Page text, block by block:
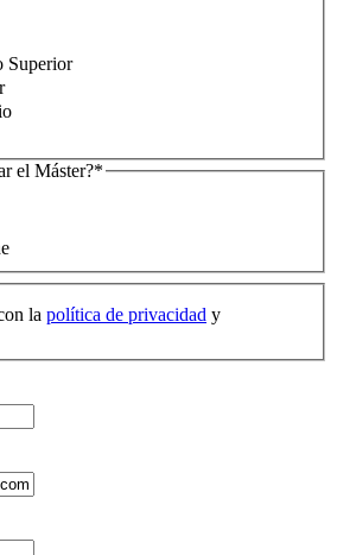
Superior
el Máster?*
la política de privacidad y